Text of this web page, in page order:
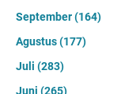
September(164)
Agustus(177)
Juli (283)
Juni (265)